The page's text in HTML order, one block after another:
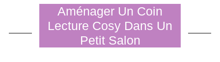
Aménager Un Coin
Lecture Cosy Dans Un
Petit Salon